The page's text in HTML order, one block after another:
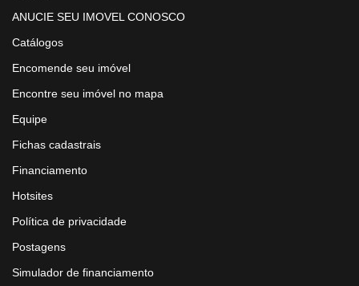
ANUCIE SEU IMOVEL CONOSCO
Catálogos
Encomende seu imóvel
Encontre seu imóvel no mapa
Equipe
Fichas cadastrais
Financiamento
Hotsites
Política de privacidade
Postagens
Simulador de financiamento